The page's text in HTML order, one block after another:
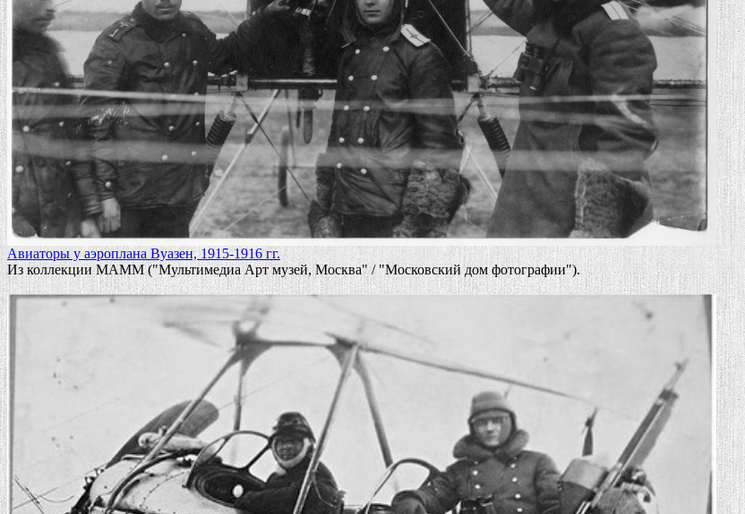
Авиаторы у аэроплана Вуазен, 1915-1916 гг.
Из коллекции МАММ ("Мультимедиа Арт музей, Москва" / "Московский дом фотографии").